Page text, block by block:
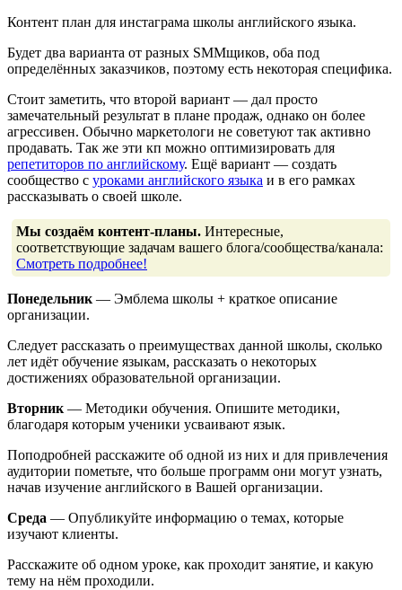
Контент план для инстаграма школы английского языка.
Будет два варианта от разных SMMщиков, оба под
определённых заказчиков, поэтому есть некоторая специфика.
Стоит заметить, что второй вариант — дал просто
замечательный результат в плане продаж, однако он более
агрессивен. Обычно маркетологи не советуют так активно
продавать. Так же эти кп можно оптимизировать для
репетиторов по английскому. Ещё вариант — создать
сообщество с уроками английского языка и в его рамках
рассказывать о своей школе.
Мы создаём контент-планы. Интересные,
соответствующие задачам вашего блога/сообщества/канала:
Смотреть подробнее!
Понедельник — Эмблема школы + краткое описание
организации.
Следует рассказать о преимуществах данной школы, сколько
лет идёт обучение языкам, рассказать о некоторых
достижениях образовательной организации.
Вторник — Методики обучения. Опишите методики,
благодаря которым ученики усваивают язык.
Поподробней расскажите об одной из них и для привлечения
аудитории пометьте, что больше программ они могут узнать,
начав изучение английского в Вашей организации.
Среда — Опубликуйте информацию о темах, которые
изучают клиенты.
Расскажите об одном уроке, как проходит занятие, и какую
тему на нём проходили.